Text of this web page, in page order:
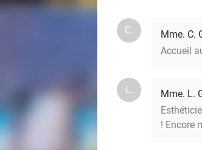
C.
Mme. C.
Accueil
L.
Mme. L.
! Encore